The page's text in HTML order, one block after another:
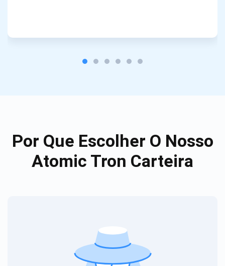
Por Que Escolher O Nosso
Atomic Tron Carteira